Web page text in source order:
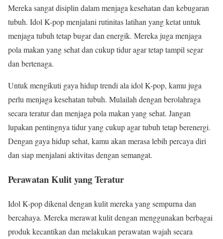
Mereka sangat disiplin dalam menjaga kesehatan dan kebugaran
tubuh. Idol K-pop menjalani rutinitas latihan yang ketat untuk
menjaga tubuh tetap bugar dan energik. Mereka juga menjaga
pola makan yang sehat dan cukup tidur agar tetap tampil segar
dan bertenaga.
Untuk mengikuti gaya hidup trendi ala idol K-pop, kamu juga
perlu menjaga kesehatan tubuh. Mulailah dengan berolahraga
secara teratur dan menjaga pola makan yang sehat. Jangan
lupakan pentingnya tidur yang cukup agar tubuh tetap berenergi.
Dengan gaya hidup sehat, kamu akan merasa lebih percaya diri
dan siap menjalani aktivitas dengan semangat.
Perawatan Kulit yang Teratur
Idol K-pop dikenal dengan kulit mereka yang sempurna dan
bercahaya. Mereka merawat kulit dengan menggunakan berbagai
produk kecantikan dan melakukan perawatan wajah secara